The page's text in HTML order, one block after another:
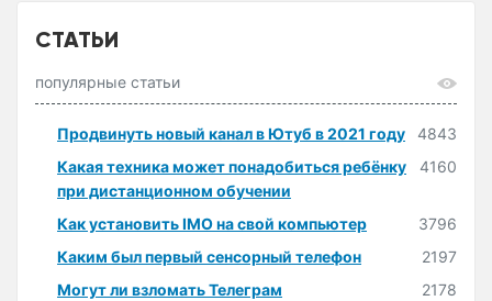
СТАТЬИ
популярные статьи
Продвинуть новый канал в Ютуб в 2021 году
4843
Какая техника может понадобиться ребёнку
при дистанционном обучении
4160
Как установить IMO на свой компьютер
3796
Каким был первый сенсорный телефон
2197
Могут ли взломать Телеграм
2178